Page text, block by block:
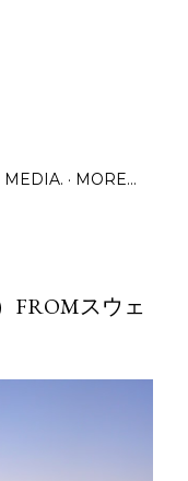
MEDIA. MORE…
FROMスウェ